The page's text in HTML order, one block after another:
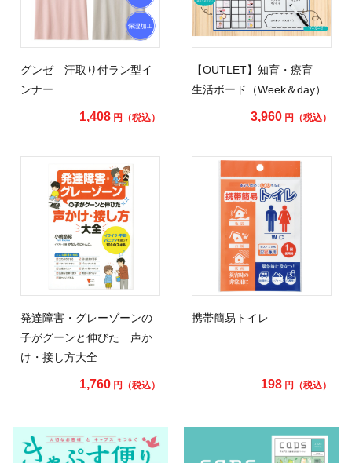
グンゼ 汗取り付ラン型イ
ンナー
1,408円（税込）
【OUTLET】知育・療育
生活ボード（Week＆day）
3,960 円（税込）
発達障害・グレーゾーンの
子がグーンと伸びた 声か
け・接し方大全
1,760円（税込）
携帯簡易トイレ
198 円（税込）